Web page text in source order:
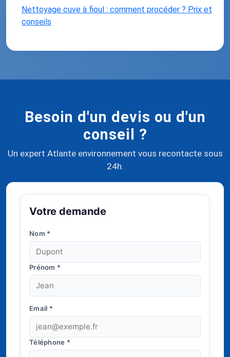
Nettoyage cuve à fioul : comment procéder ? Prix et
conseils
Besoin d'un devis ou d'un
conseil ?
Un expert Atlante environnement vous recontacte sous
24h.
Votre demande
Nom *
Prénom *
Email *
Téléphone *